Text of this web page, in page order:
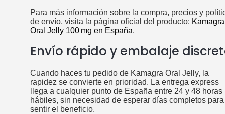
Para más información sobre la compra, precios y
de envío, visita la página oficial del producto: Kamagra
Oral Jelly 100 mg en España.
Envío rápido y embalaje
Cuando haces tu pedido de Kamagra Oral Jelly, la
rapidez se convierte en prioridad. La entrega express
llega a cualquier punto de España entre 24 y 48 horas
hábiles, sin necesidad de esperar días completos para
sentir el beneficio.